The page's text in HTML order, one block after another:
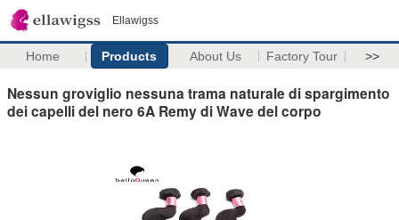
Ellawigss
Home Products About Us Factory Tour >>
Nessun groviglio nessuna trama naturale di spargimento
dei capelli del nero 6A Remy di Wave del corpo